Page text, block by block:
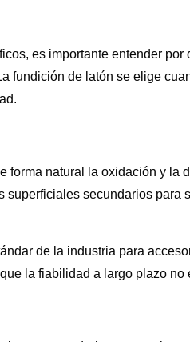
es importante entender por
fundición de latón se elige
forma natural la oxidación y la
superficiales secundarios para
de la industria para
la fiabilidad a largo plazo no